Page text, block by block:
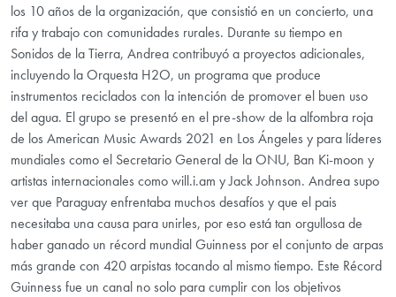
los 10 años de la organización, que consistió en un concierto, una
rifa y trabajo con comunidades rurales. Durante su tiempo en
Sonidos de la Tierra, Andrea contribuyó a proyectos adicionales,
incluyendo la Orquesta H2O, un programa que produce
instrumentos reciclados con la intención de promover el buen uso
del agua. El grupo se presentó en el pre-show de la alfombra roja
de los American Music Awards 2021 en Los Ángeles y para líderes
mundiales como el Secretario General de la ONU, Ban Ki-moon y
artistas internacionales como will.i.am y Jack Johnson. Andrea supo
ver que Paraguay enfrentaba muchos desafíos y que el pais
necesitaba una causa para unirles, por eso está tan orgullosa de
haber ganado un récord mundial Guinness por el conjunto de arpas
más grande con 420 arpistas tocando al mismo tiempo. Este Récord
Guinness fue un canal no solo para cumplir con los objetivos